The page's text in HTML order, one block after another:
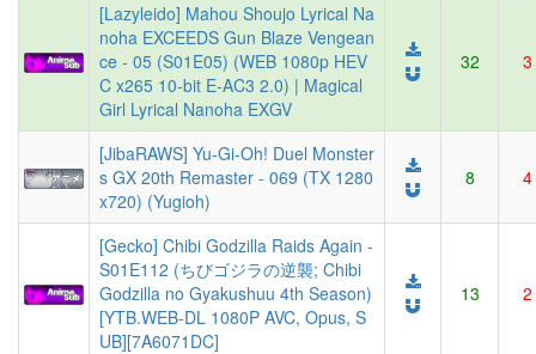
[Lazyleido] Mahou Shoujo Lyrical Na
noha EXCEEDS Gun Blaze Vengean
ce - 05 (S01E05) (WEB 1080p HEV
C x265 10-bit E-AC3 2.0) | Magical
Girl Lyrical Nanoha EXGV
32 3
[JibaRAWS] Yu-Gi-Oh! Duel Monster
s GX 20th Remaster - 069 (TX 1280
x720) (Yugioh)
8 4
[Gecko] Chibi Godzilla Raids Again -
S01E112 (ちびゴジラの逆襲; Chibi
Godzilla no Gyakushuu 4th Season)
[YTB.WEB-DL 1080P AVC, Opus, S
UB][7A6071DC]
13 2